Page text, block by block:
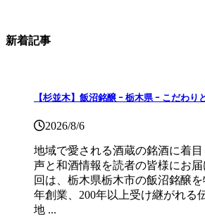
新着記事
【杉並木】飯沼銘醸 ｰ 栃木県 ｰ こだわ
2026/8/6
地域で愛される酒蔵の銘酒に着
声と和酒情報を読者の皆様にお
回は、栃木県栃木市の飯沼銘醸
年創業、200年以上受け継がれ
地 ...